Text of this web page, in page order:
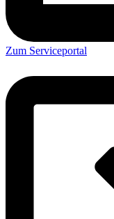
Zum Serviceportal